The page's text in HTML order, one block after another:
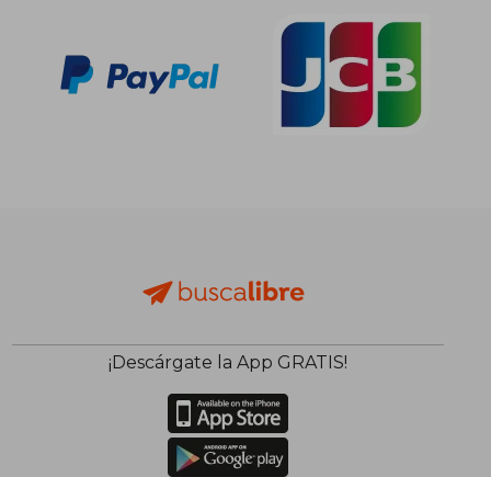
¡Descárgate la App GRATIS!